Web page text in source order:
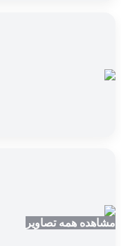
مشاهده همه تصاویر